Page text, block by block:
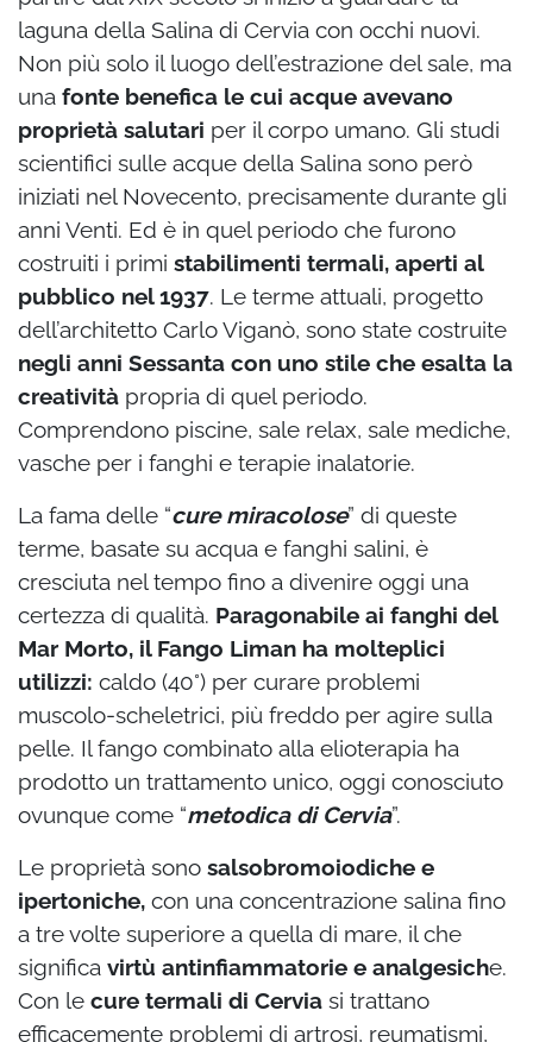
laguna della Salina di Cervia con occhi nuovi.
Non più solo il luogo dell’estrazione del sale, ma
una fonte benefica le cui acque avevano
proprietà salutari per il corpo umano. Gli studi
scientifici sulle acque della Salina sono però
iniziati nel Novecento, precisamente durante gli
anni Venti. Ed è in quel periodo che furono
costruiti i primi stabilimenti termali, aperti al
pubblico nel 1937. Le terme attuali, progetto
dell’architetto Carlo Viganò, sono state costruite
negli anni Sessanta con uno stile che esalta la
creatività propria di quel periodo.
Comprendono piscine, sale relax, sale mediche,
vasche per i fanghi e terapie inalatorie.
La fama delle “cure miracolose” di queste
terme, basate su acqua e fanghi salini, è
cresciuta nel tempo fino a divenire oggi una
certezza di qualità. Paragonabile ai fanghi del
Mar Morto, il Fango Liman ha molteplici
utilizzi: caldo (40°) per curare problemi
muscolo-scheletrici, più freddo per agire sulla
pelle. Il fango combinato alla elioterapia ha
prodotto un trattamento unico, oggi conosciuto
ovunque come “metodica di Cervia”.
Le proprietà sono salsobromoiodiche e
ipertoniche, con una concentrazione salina fino
a tre volte superiore a quella di mare, il che
significa virtù antinfiammatorie e analgesiche.
Con le cure termali di Cervia si trattano
efficacemente problemi di artrosi, reumatismi,